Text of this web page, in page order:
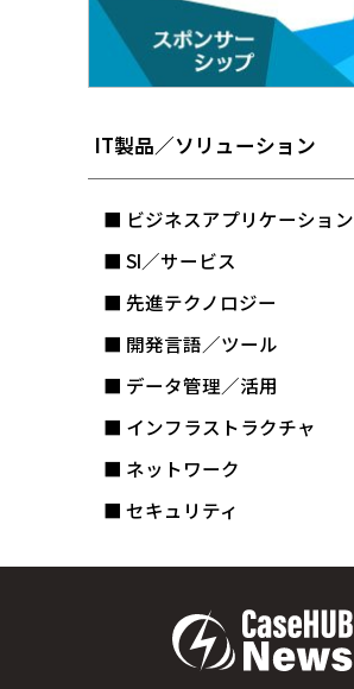
IT製品／ソリューション
■ ビジネスアプリケーション
■ SI／サービス
■ 先進テクノロジー
■ 開発言語／ツール
■ データ管理／活用
■ インフラストラクチャ
■ ネットワーク
■ セキュリティ